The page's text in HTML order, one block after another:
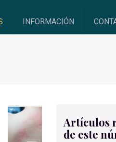
INFORMACIÓN
Artículos
de este